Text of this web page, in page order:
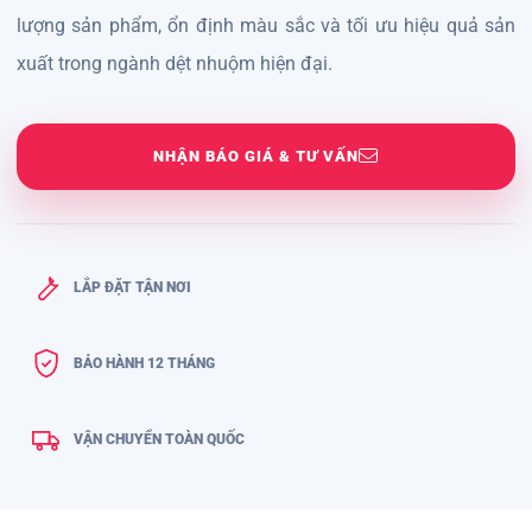
lượng sản phẩm, ổn định màu sắc và tối ưu hiệu quả sản
xuất trong ngành dệt nhuộm hiện đại.
NHẬN BÁO GIÁ & TƯ VẤN
LẮP ĐẶT TẬN NƠI
BẢO HÀNH 12 THÁNG
VẬN CHUYỂN TOÀN QUỐC